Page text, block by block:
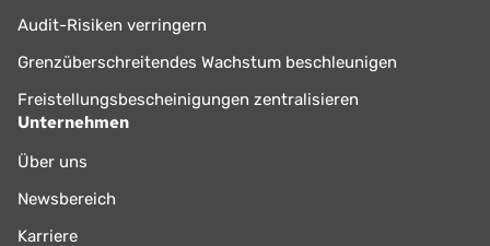
Audit-Risiken verringern
Grenzüberschreitendes Wachstum beschleunigen
Freistellungsbescheinigungen zentralisieren
Unternehmen
Über uns
Newsbereich
Karriere